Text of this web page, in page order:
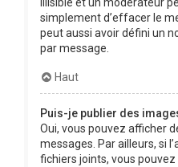
simplement d’effacer le
peut aussi avoir défini un
par message.
Haut
Puis-je publier des
Oui, vous pouvez afficher
messages. Par ailleurs, si
fichiers joints, vous